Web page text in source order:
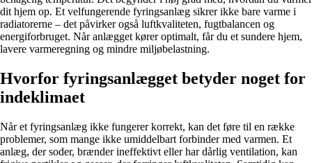
dit hjem op. Et velfungerende fyringsanlæg sikrer ikke bare varme i
radiatorerne – det påvirker også luftkvaliteten, fugtbalancen og
energiforbruget. Når anlægget kører optimalt, får du et sundere hjem,
lavere varmeregning og mindre miljøbelastning.
Hvorfor fyringsanlægget betyder noget for
indeklimaet
Når et fyringsanlæg ikke fungerer korrekt, kan det føre til en række
problemer, som mange ikke umiddelbart forbinder med varmen. Et
anlæg, der soder, brænder ineffektivt eller har dårlig ventilation, kan